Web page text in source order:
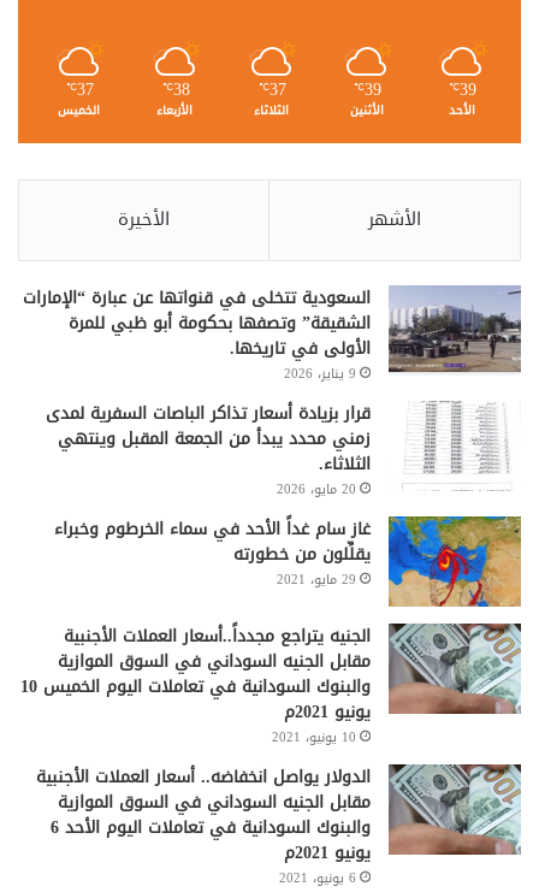
39
℃
الأحد
39
℃
الأثنين
37
℃
الثلاثاء
38
℃
الأربعاء
37
℃
الخميس
الأشهر الأخيرة
السعودية تتخلى في قنواتها عن عبارة “الإمارات
الشقيقة” وتصفها بحكومة أبو ظبي للمرة
الأولى في تاريخها.
9 يناير، 2026
قرار بزيادة أسعار تذاكر الباصات السفرية لمدى
زمني محدد يبدأ من الجمعة المقبل وينتهي
الثلاثاء.
20 مايو، 2026
غاز سام غداً الأحد في سماء الخرطوم وخبراء
يقلِّلون من خطورته
29 مايو، 2021
الجنيه يتراجع مجدداً..أسعار العملات الأجنبية
مقابل الجنيه السوداني في السوق الموازية
والبنوك السودانية في تعاملات اليوم الخميس 10
يونيو 2021م
10 يونيو، 2021
الدولار يواصل انخفاضه.. أسعار العملات الأجنبية
مقابل الجنيه السوداني في السوق الموازية
والبنوك السودانية في تعاملات اليوم الأحد 6
يونيو 2021م
6 يونيو، 2021